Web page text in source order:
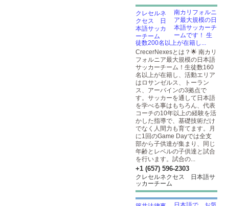
南カリフォルニ
ア最大規模の日
本語サッカーチ
ームです！ 生
徒数200名以上が在籍し...
CrecerNexesとは？🌟 南カリ
フォルニア最大規模の日本語
サッカーチーム！生徒数160
名以上が在籍し、活動エリア
はロサンゼルス、トーラン
ス、アーバインの3拠点で
す。サッカーを通して日本語
を学べる事はもちろん、代表
コーチの10年以上の経験を活
かした指導で、基礎技術だけ
でなく人間力も育てます。月
に1回のGame Dayでは全支
部から子供達が集まり、同じ
年齢とレベルの子供達と試合
を行います。試合の...
+1 (657) 596-2303
クレセルネクセス 日本語サ
ッカーチーム